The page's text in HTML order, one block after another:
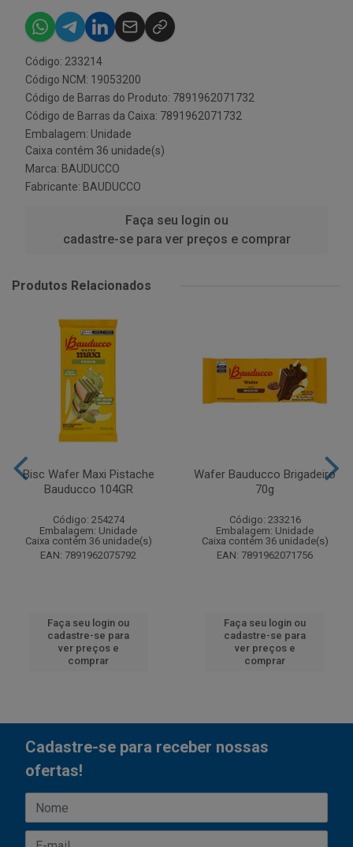
Código: 233214
Código NCM: 19053200
Código de Barras do Produto: 7891962071732
Código de Barras da Caixa: 7891962071732
Embalagem: Unidade
Caixa contém 36 unidade(s)
Marca: BAUDUCCO
Fabricante: BAUDUCCO
Faça seu login ou
cadastre-se para ver preços e comprar
Produtos Relacionados
Bisc Wafer Maxi Pistache
Bauducco 104GR
Código: 254274
Embalagem: Unidade
Caixa contém 36 unidade(s)
EAN: 7891962075792
Faça seu login ou
cadastre-se para
ver preços e
comprar
Wafer Bauducco Brigadeiro
70g
Código: 233216
Embalagem: Unidade
Caixa contém 36 unidade(s)
EAN: 7891962071756
Faça seu login ou
cadastre-se para
ver preços e
comprar
Cadastre-se para receber nossas
ofertas!